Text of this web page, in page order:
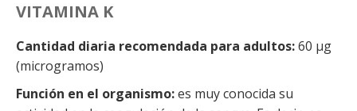
VITAMINA K
Cantidad diaria recomendada para adultos:60 µg
(microgramos)
Función en el organismo:es muy conocida su